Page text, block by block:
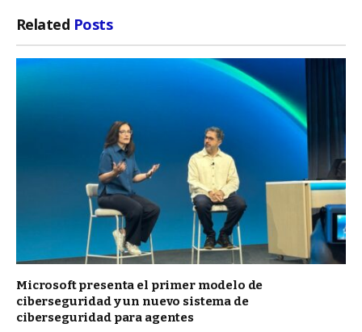
Related Posts
Microsoft presenta el primer modelo de
ciberseguridad y un nuevo sistema de
ciberseguridad para agentes